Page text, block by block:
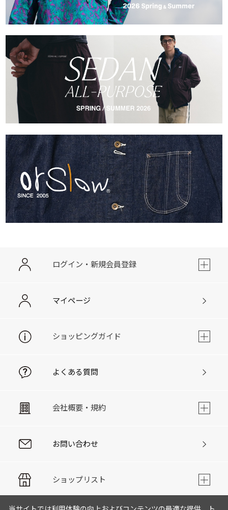
ログイン・新規会員登録
マイページ
ショッピングガイド
よくある質問
会社概要・規約
お問い合わせ
ショップリスト